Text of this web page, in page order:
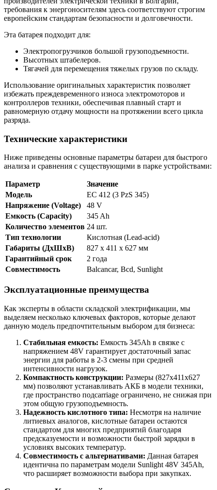
требования к энергоносителям здесь соответствуют строгим
европейским стандартам безопасности и долговечности.
Эта батарея подходит для:
Электропогрузчиков большой грузоподъемности.
Высотных штабелеров.
Тягачей для перемещения тяжелых грузов по складу.
Использование оригинальных характеристик позволяет
избежать преждевременного износа электромоторов и
контроллеров техники, обеспечивая плавный старт и
равномерную отдачу мощности на протяжении всего цикла
разряда.
Технические характеристики
Ниже приведены основные параметры батареи для быстрого
анализа и сравнения с существующими в парке устройствами:
Параметр
Значение
Модель
EC 412 (3 PzS 345)
Напряжение (Voltage)
48 V
Емкость (Capacity)
345 Ah
Количество элементов 24 шт.
Тип технологии
Кислотная (Lead-acid)
Габариты (ДхШхВ)
827 x 411 x 627 мм
Гарантийный срок
2 года
Совместимость
Balcancar, Bcd, Sunlight
Эксплуатационные преимущества
Как эксперты в области складской электрификации, мы
выделяем несколько ключевых факторов, которые делают
данную модель предпочтительным выбором для бизнеса:
Стабильная емкость: Емкость 345Ah в связке с
напряжением 48V гарантирует достаточный запас
энергии для работы в 2-3 смены при средней
интенсивности нагрузок.
Компактность конструкции: Размеры (827x411x627
мм) позволяют устанавливать АКБ в модели техники,
где пространство подcarriage ограничено, не снижая при
этом общую грузоподъемность.
Надежность кислотного типа: Несмотря на наличие
литиевых аналогов, кислотные батареи остаются
стандартом для многих предприятий благодаря
предсказуемости и возможности быстрой зарядки в
условиях высоких температур.
Совместимость с альтернативами: Данная батарея
идентична по параметрам модели Sunlight 48V 345Ah,
что расширяет возможности выбора при закупках.